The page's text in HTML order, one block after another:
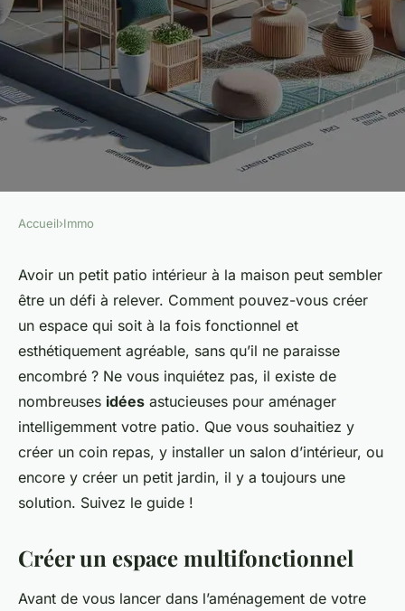
Quelles sont les clés pour
réussir l'aménagement d'un
petit patio intérieur ?
Anna•1 avril 2024•6 min de lecture
Accueil›Immo
Avoir un petit patio intérieur à la maison peut sembler
être un défi à relever. Comment pouvez-vous créer
un espace qui soit à la fois fonctionnel et
esthétiquement agréable, sans qu’il ne paraisse
encombré ? Ne vous inquiétez pas, il existe de
nombreuses idées astucieuses pour aménager
intelligemment votre patio. Que vous souhaitiez y
créer un coin repas, y installer un salon d’intérieur, ou
encore y créer un petit jardin, il y a toujours une
solution. Suivez le guide !
Créer un espace multifonctionnel
Avant de vous lancer dans l’aménagement de votre